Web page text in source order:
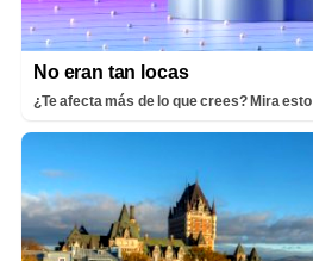
No eran tan locas
¿Te afecta más de lo que crees? Mira esto